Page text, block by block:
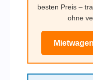
besten Preis –
ohne